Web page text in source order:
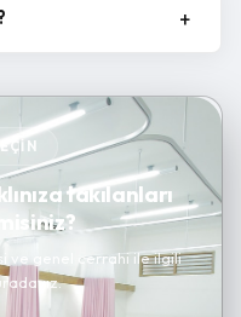
takılanları
ve genel cerrahi ile ilgili